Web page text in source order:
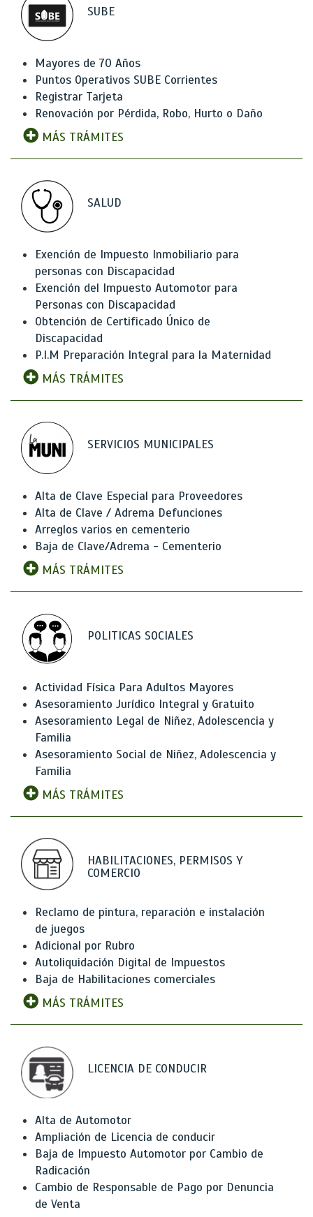
SUBE
Mayores de 70 Años
Puntos Operativos SUBE Corrientes
Registrar Tarjeta
Renovación por Pérdida, Robo, Hurto o Daño
MÁS TRÁMITES
SALUD
Exención de Impuesto Inmobiliario para
personas con Discapacidad
Exención del Impuesto Automotor para
Personas con Discapacidad
Obtención de Certificado Único de
Discapacidad
P.I.M Preparación Integral para la Maternidad
MÁS TRÁMITES
SERVICIOS MUNICIPALES
Alta de Clave Especial para Proveedores
Alta de Clave / Adrema Defunciones
Arreglos varios en cementerio
Baja de Clave/Adrema - Cementerio
MÁS TRÁMITES
POLITICAS SOCIALES
Actividad Física Para Adultos Mayores
Asesoramiento Jurídico Integral y Gratuito
Asesoramiento Legal de Niñez, Adolescencia y
Familia
Asesoramiento Social de Niñez, Adolescencia y
Familia
MÁS TRÁMITES
HABILITACIONES, PERMISOS Y
COMERCIO
Reclamo de pintura, reparación e instalación
de juegos
Adicional por Rubro
Autoliquidación Digital de Impuestos
Baja de Habilitaciones comerciales
MÁS TRÁMITES
LICENCIA DE CONDUCIR
Alta de Automotor
Ampliación de Licencia de conducir
Baja de Impuesto Automotor por Cambio de
Radicación
Cambio de Responsable de Pago por Denuncia
de Venta